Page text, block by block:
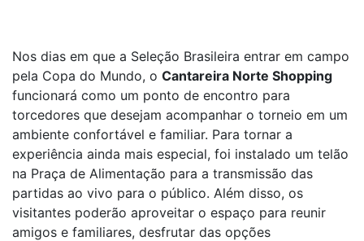
Nos dias em que a Seleção Brasileira entrar em campo
pela Copa do Mundo, o Cantareira Norte Shopping
funcionará como um ponto de encontro para
torcedores que desejam acompanhar o torneio em um
ambiente confortável e familiar. Para tornar a
experiência ainda mais especial, foi instalado um telão
na Praça de Alimentação para a transmissão das
partidas ao vivo para o público. Além disso, os
visitantes poderão aproveitar o espaço para reunir
amigos e familiares, desfrutar das opções